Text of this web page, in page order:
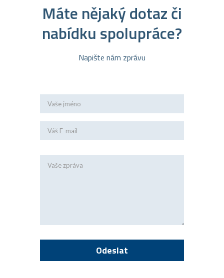
Máte nějaký dotaz či
nabídku spolupráce?
Napište nám zprávu